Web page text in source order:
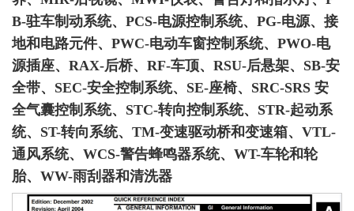
B-驻车制动系统、PCS-电源控制系统、PG-电源、接
地和电路元件、PWC-电动车窗控制系统、PWO-电
源插座、RAX-后桥、RF-车顶、RSU-后悬架、SB-安
全带、SEC-安全控制系统、SE-座椅、SRC-SRS 安
全气囊控制系统、STC-转向控制系统、STR-起动系
统、ST-转向系统、TM-变速驱动桥和变速箱、VTL-
通风系统、WCS-警告蜂鸣器系统、WT-车轮和轮
胎、WW-雨刮器和清洗器